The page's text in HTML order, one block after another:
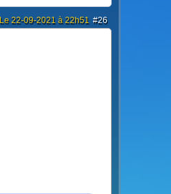
#26
Le 22-09-2021 à 22h51